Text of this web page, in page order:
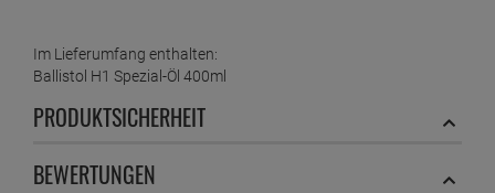
Im Lieferumfang enthalten:
Ballistol H1 Spezial-Öl 400ml
PRODUKTSICHERHEIT
BEWERTUNGEN